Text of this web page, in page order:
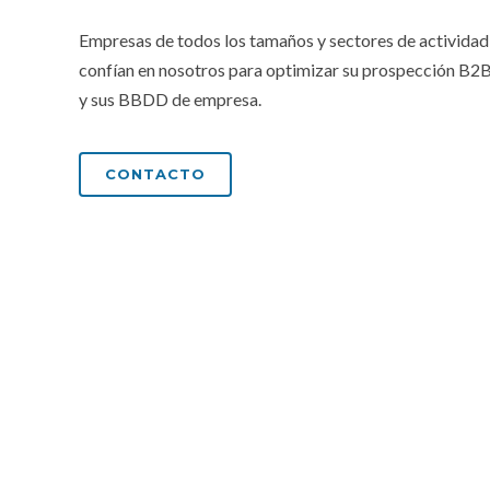
Empresas de todos los tamaños y sectores de
confían en nosotros para optimizar su prospección
y sus BBDD de empresa.
CONTACTO